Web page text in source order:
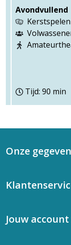
Avondvullend
Tijd: 90 min
Onze
Jouw account